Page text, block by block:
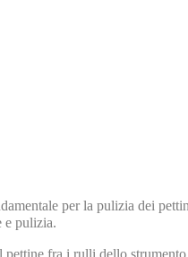
per la pulizia dei
e pulizia.
pettine fra i rulli dello